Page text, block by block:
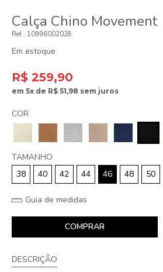
Calça Chino Movement
10996002028
Em estoque
R$ 259,90
em 5x de R$ 51,98 sem juros
COR
TAMANHO
38
40 42 44 46 48 50
Guia de medidas
COMPRAR
DESCRIÇÃO